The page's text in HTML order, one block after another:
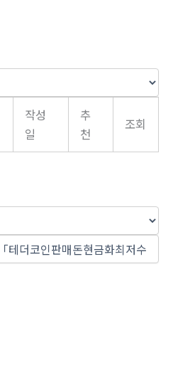
작성
일
추
천
조회